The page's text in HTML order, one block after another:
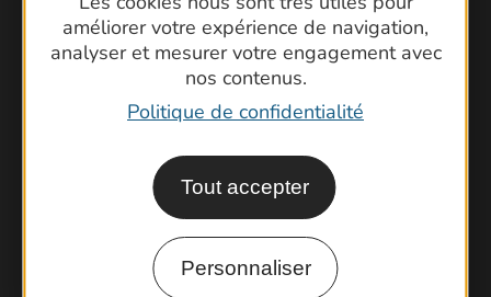
améliorer votre expérience de navigation,
analyser et mesurer votre engagement avec
nos contenus.
Politique de confidentialité
Tout accepter
Personnaliser
Cartoguides et Topoguides
Latitude Gard